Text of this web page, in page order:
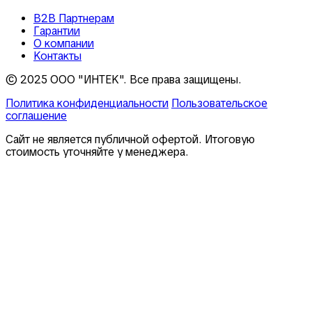
В2В Партнерам
Гарантии
О компании
Контакты
© 2025 ООО "ИНТЕК". Все права защищены.
Политика конфиденциальности Пользовательское
соглашение
Сайт не является публичной офертой. Итоговую
стоимость уточняйте у менеджера.